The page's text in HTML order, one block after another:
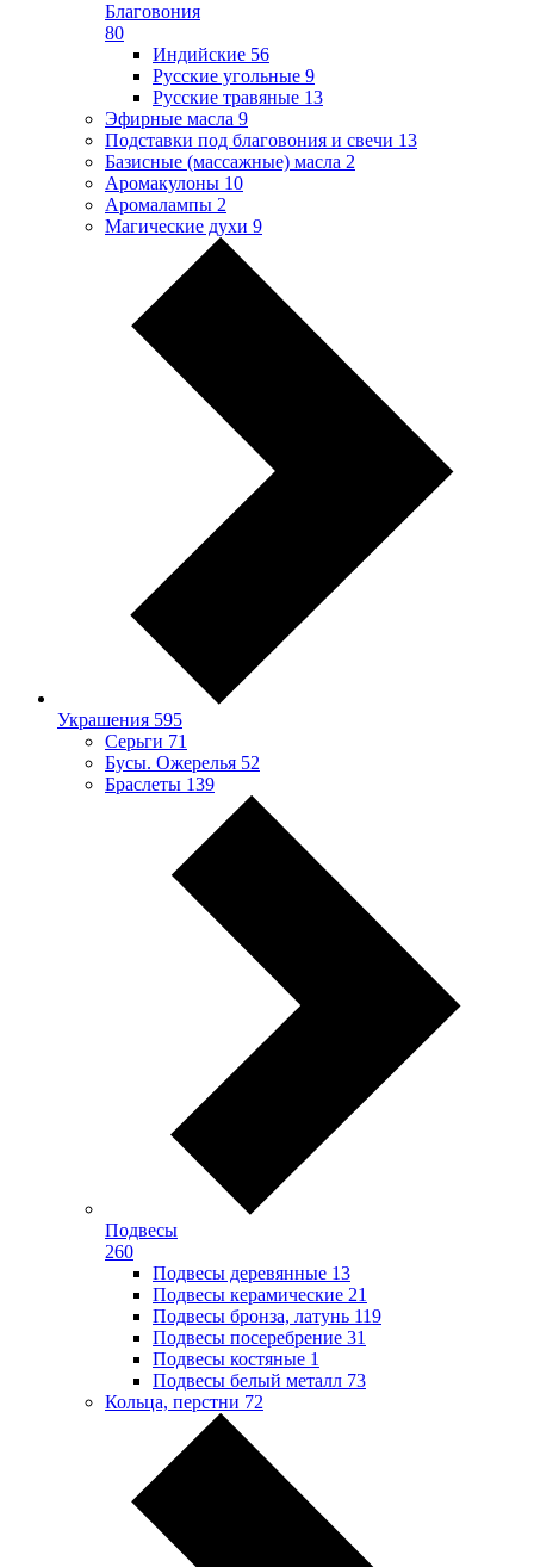
Благовония
80
Индийские 56
Русские угольные 9
Русские травяные 13
Эфирные масла 9
Подставки под благовония и свечи 13
Базисные (массажные) масла 2
Аромакулоны 10
Аромалампы 2
Магические духи 9
Украшения 595
Серьги 71
Бусы. Ожерелья 52
Браслеты 139
Подвесы
260
Подвесы деревянные 13
Подвесы керамические 21
Подвесы бронза, латунь 119
Подвесы посеребрение 31
Подвесы костяные 1
Подвесы белый металл 73
Кольца, перстни 72